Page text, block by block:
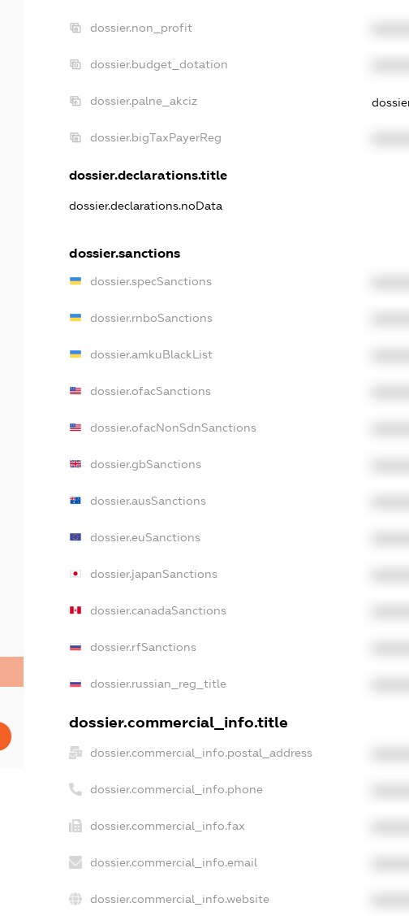
dossier.non_profit
dossier.budget_dotation
dossier.palne_akciz
dossier.bigTaxPayerReg
dossier.declarations.title
dossier.declarations.noData
dossier.sanctions
dossier.specSanctions
dossier.rnboSanctions
dossier.amkuBlackList
dossier.ofacSanctions
dossier.ofacNonSdnSanctions
dossier.gbSanctions
dossier.ausSanctions
dossier.euSanctions
dossier.japanSanctions
dossier.canadaSanctions
dossier.rfSanctions
dossier.russian_reg_title
dossier.commercial_info.title
dossier.commercial_info.postal_address
dossier.commercial_info.phone
dossier.commercial_info.fax
dossier.commercial_info.email
dossier.commercial_info.website